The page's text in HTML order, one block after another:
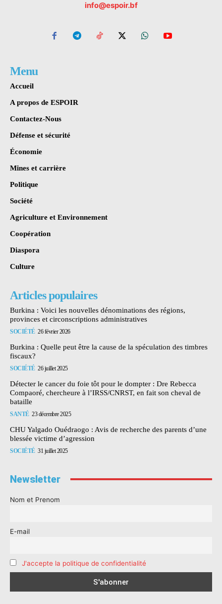
info@espoir.bf
Menu
Accueil
A propos de ESPOIR
Contactez-Nous
Défense et sécurité
Économie
Mines et carrière
Politique
Société
Agriculture et Environnement
Coopération
Diaspora
Culture
Articles populaires
Burkina : Voici les nouvelles dénominations des régions,
provinces et circonscriptions administratives
SOCIÉTÉ 26 février 2026
Burkina : Quelle peut être la cause de la spéculation des timbres
fiscaux?
SOCIÉTÉ 26 juillet 2025
Détecter le cancer du foie tôt pour le dompter : Dre Rebecca
Compaoré, chercheure à l’IRSS/CNRST, en fait son cheval de
bataille
SANTÉ 23 décembre 2025
CHU Yalgado Ouédraogo : Avis de recherche des parents d’une
blessée victime d’agression
SOCIÉTÉ 31 juillet 2025
Newsletter
Nom et Prenom
E-mail
J'accepte la politique de confidentialité